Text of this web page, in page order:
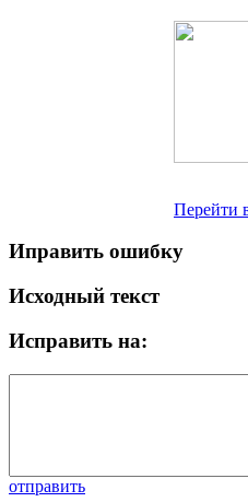
Перейти
Иправить ошибку
Исходный текст
Исправить на:
отправить